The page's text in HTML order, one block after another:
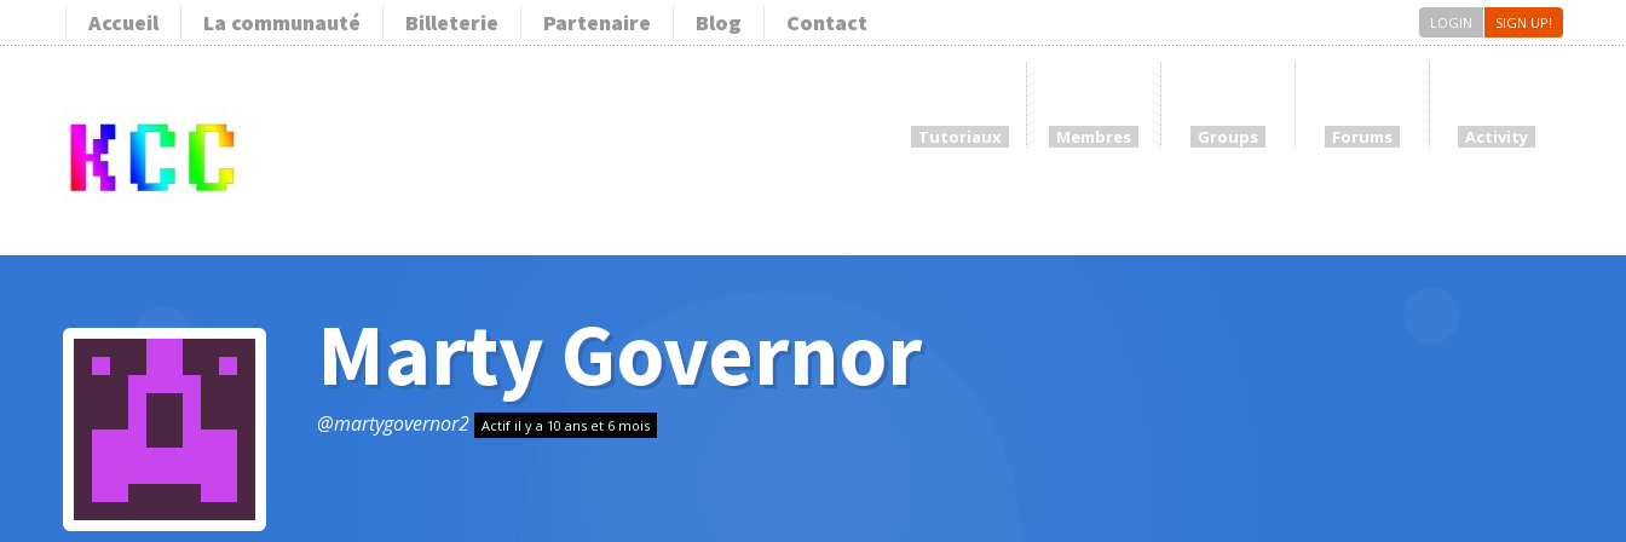
LOGIN SIGN UP!
Accueil La communauté Billeterie Partenaire Blog Contact
Activity
Forums
Groups
Membres
Tutoriaux
Marty Governor
@martygovernor2 Actif il y a 10 ans et 6 mois